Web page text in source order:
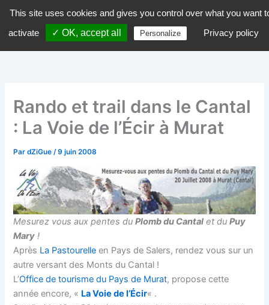
contenu
dZiGue
Rando et trail dans le Cantal
: La Voie de l’Écir à Murat
PardZiGue/9 juin 2008
Mesurez vous aux pentes duPlomb du Cantal et duPuy
Mary !
Après La Pastourelle en Pays de Salers, rendez vous sur un
autre versant des Monts du Cantal !
L’Office de tourisme du Pays de Murat, propose cette
année encore, « La Voie de l’Écir« .
This site uses cookies and gives you control over what you want
activate
✓ OK, accept all Personalize Privacy policy